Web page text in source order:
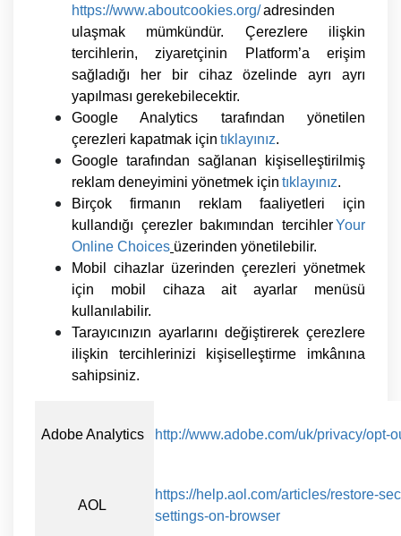
https://www.aboutcookies.org/adresinden
ulaşmak mümkündür. Çerezlere ilişkin
tercihlerin, ziyaretçinin Platform’a erişim
sağladığı her bir cihaz özelinde ayrı ayrı
yapılması gerekebilecektir.
Google Analytics tarafından yönetilen
çerezleri kapatmak için tıklayınız.
Google tarafından sağlanan kişiselleştirilmiş
reklam deneyimini yönetmek için tıklayınız.
Birçok firmanın reklam faaliyetleri için
kullandığı çerezler bakımından tercihlerYour
Online Choices üzerinden yönetilebilir.
Mobil cihazlar üzerinden çerezleri yönetmek
için mobil cihaza ait ayarlar menüsü
kullanılabilir.
Tarayıcınızın ayarlarını değiştirerek çerezlere
ilişkin tercihlerinizi kişiselleştirme imkânına
sahipsiniz.
Adobe Analytics http://www.adobe.com/uk/privacy/opt-
AOL
https://help.aol.com/articles/restore-
settings-on-browser